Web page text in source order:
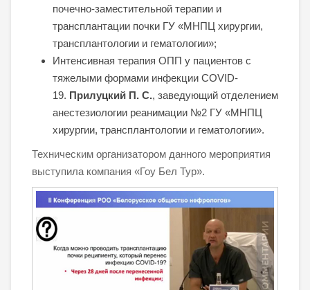
почечно-заместительной терапии и
трансплантации почки ГУ «МНПЦ хирургии,
трансплантологии и гематологии»;
Интенсивная терапия ОПП у пациентов с
тяжелыми формами инфекции COVID-
19. Прилуцкий П. С., заведующий отделением
анестезиологии реанимации №2 ГУ «МНПЦ
хирургии, трансплантологии и гематологии».
Техническим организатором данного мероприятия
выступила компания «Гоу Бел Тур».